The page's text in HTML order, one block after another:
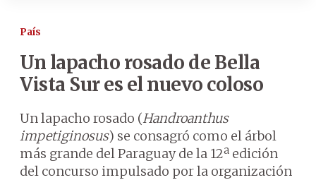
País
Un lapacho rosado de Bella
Vista Sur es el nuevo coloso
Un lapacho rosado (Handroanthus
impetiginosus) se consagró como el árbol
más grande del Paraguay de la 12ª edición
del concurso impulsado por la organización